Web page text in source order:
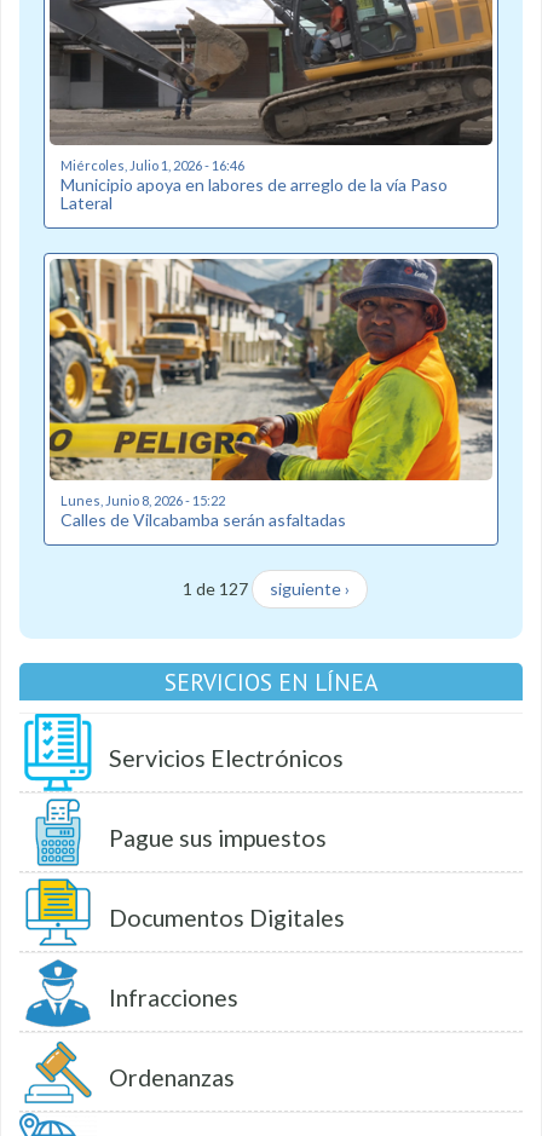
Miércoles, Julio 1, 2026 - 16:46
Municipio apoya en labores de arreglo de la vía Paso
Lateral
Lunes, Junio 8, 2026 - 15:22
Calles de Vilcabamba serán asfaltadas
1 de 127 siguiente ›
SERVICIOS EN LÍNEA
Servicios Electrónicos
Pague sus impuestos
Documentos Digitales
Infracciones
Ordenanzas